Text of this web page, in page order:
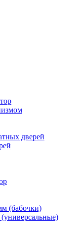
дверей
(бабочки)